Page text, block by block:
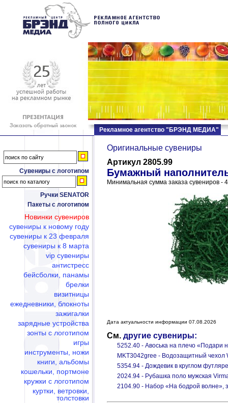
Сувениры с логотипом
Ручки SENATOR
Пакеты с логотипом
Новинки сувениров
сувениры к новому году
сувениры к 23 февраля
сувениры к 8 марта
vip сувениры
антистресс
бейсболки, панамы
брелки
визитницы
ежедневники, блокноты
зажигалки
зарядные устройства
зонты с логотипом
игры
инструменты, ножи
книги, альбомы
кошельки, портмоне
кружки с логотипом
куртки, ветровки,
толстовки
Рекламное агентство "БРЭНД МЕДИА"
Оригинальные сувениры
Артикул 2805.99
Бумажный
Минимальная сумма заказа сувениров -
Дата актуальности информации 07.08.2026
См. другие сувениры:
5252.40 - Авоська на плечо «Подари
MKT3042gree - Водозащитный чехол
5354.94 - Дождевик в круглом
2024.94 - Рубашка поло мужская
2104.90 - Набор «На бодрой волне»,